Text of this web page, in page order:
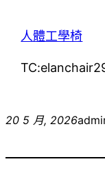
人體工學椅
20 5 月, 2026